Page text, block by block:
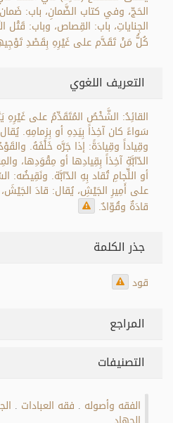
الحَجّ، وفي كتاب الضَّمانِ، باب:
الجِناياتِ، باب: القِصاص، وباب: قَتْل
كُلُّ مَنْ تَقَدَّم على غَيْرِهِ بِقَصْدِ
التعريف اللغوي
القائِدُ: الشَّخْصُ المُتَقَدِّمُ على
سَواءً كان آخِذاً بِيَدِهِ أو بِزِمامِهِ.
وقِياداً وقِيادَةً: إذا جَرَّه خَلْفَهُ.
الدّابَّةِ آخِذاً بِقِيادِها أو مِقْوَدِها،
أو اللِّجامِ تُقاد بِهِ الدّابَّة. ونَقِيضُه:
على أَمِيرِ الجَيْشِ، يُقال: قادَ
قادَةٌ وقُوّادٌ.
جذر الكلمة
قود
المراجع
التصنيفات
الفقه وأصوله فقه العبادات